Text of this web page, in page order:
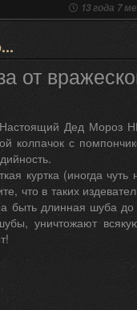
13 года 7
от
Дед
колпачок с
куртка (иногда
что в таких
длинная шуба
уничтожают